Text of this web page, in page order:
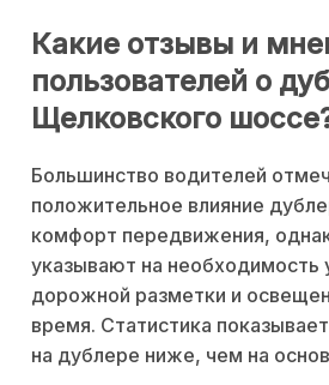
Какие отзывы и
пользователей о
Щелковского
Большинство водителей
положительное влияние
комфорт передвижения,
указывают на необходимость
дорожной разметки и
время. Статистика
на дублере ниже, чем на